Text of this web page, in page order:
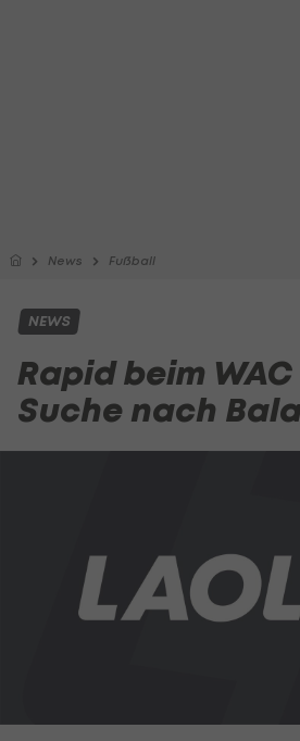
News Fußball
NEWS
Rapid beim
Suche nach